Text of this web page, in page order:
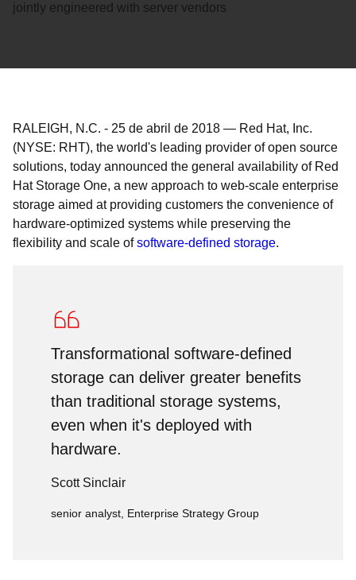
jointly engineered with server vendors
RALEIGH, N.C. - 25 de abril de 2018 — Red Hat, Inc.
(NYSE: RHT), the world's leading provider of open source
solutions, today announced the general availability of Red
Hat Storage One, a new approach to web-scale enterprise
storage aimed at providing customers the convenience of
hardware-optimized systems while preserving the
flexibility and scale ofsoftware-defined storage.
Transformational software-defined
storage can deliver greater benefits
than traditional storage systems,
even when it's deployed with
hardware.
Scott Sinclair
senior analyst, Enterprise Strategy Group